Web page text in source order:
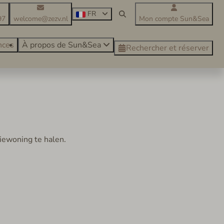
welcome@zezv.nl
FR
Mon compte Sun&Sea
À propos de Sun&Sea Rechercher et réserver
te halen.